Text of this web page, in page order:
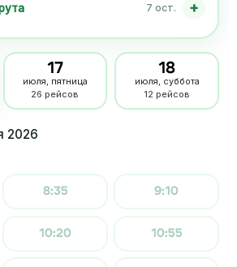
7 ост.
17
июля, пятница
26 рейсов
18
июля, суббота
12 рейсов
2026
8:35 9:10
10:20 10:55